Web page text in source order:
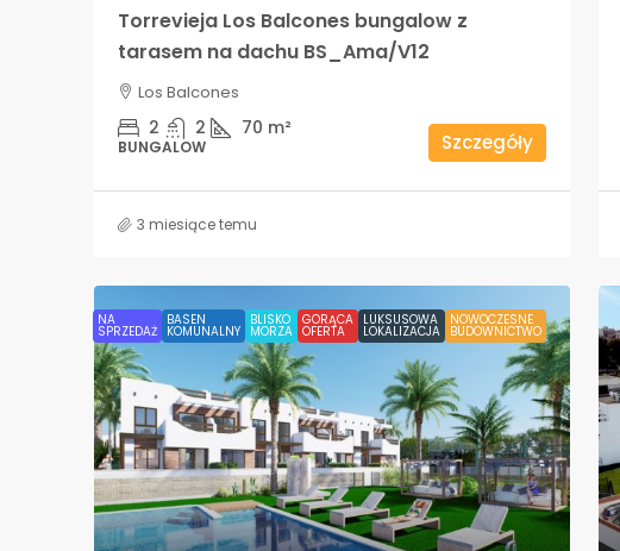
Torrevieja Los Balcones bungalow z
tarasem na dachu BS_Ama/V12
Los Balcones
2 2 70 m²
BUNGALOW Szczegóły
3 miesiące temu
NA
SPRZEDAŻ
BASEN
KOMUNALNY
BLISKO
MORZA
GORĄCA
OFERTA
LUKSUSOWA
LOKALIZACJA
NOWOCZESNE
BUDOWNICTWO